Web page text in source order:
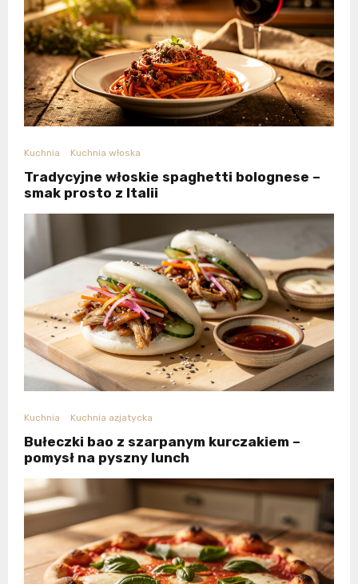
Kuchnia Kuchnia włoska
Tradycyjne włoskie spaghetti bolognese –
smak prosto z Italii
Kuchnia Kuchnia azjatycka
Bułeczki bao z szarpanym kurczakiem –
pomysł na pyszny lunch